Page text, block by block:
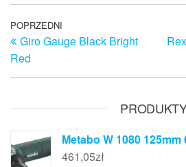
Nawigacja
wpisu
Poprzedni
wpis
POPRZEDNI
Giro Gauge Black Bright
Red
Metabo W 1080 125mm
461,05zł